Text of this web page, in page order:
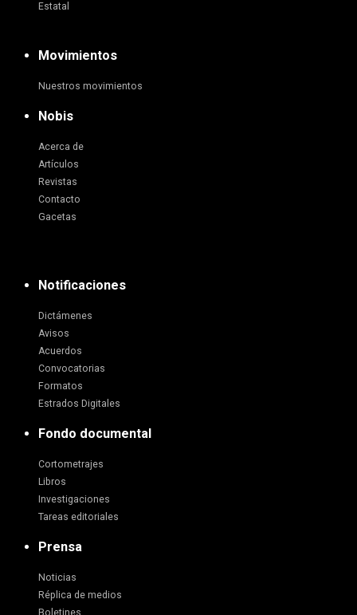
Estatal
Movimientos
Nuestros movimientos
Nobis
Acerca de
Artículos
Revistas
Contacto
Gacetas
Notificaciones
Dictámenes
Avisos
Acuerdos
Convocatorias
Formatos
Estrados Digitales
Fondo documental
Cortometrajes
Libros
Investigaciones
Tareas editoriales
Prensa
Noticias
Réplica de medios